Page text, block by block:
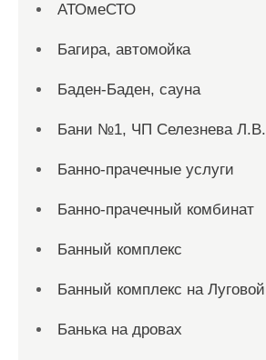
АТОмеСТО
Багира, автомойка
Баден-Баден, сауна
Бани №1, ЧП Селезнева Л.В.
Банно-прачечные услуги
Банно-прачечный комбинат
Банный комплекс
Банный комплекс на Луговой
Банька на дровах